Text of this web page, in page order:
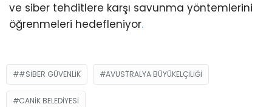
ve siber tehditlere karşı savunma yöntemlerini
öğrenmeleri hedefleniyor.
#SIBER GÜVENLIK AVUSTRALYA BÜYÜKELÇILIĞI
CANIK BELEDIYESI